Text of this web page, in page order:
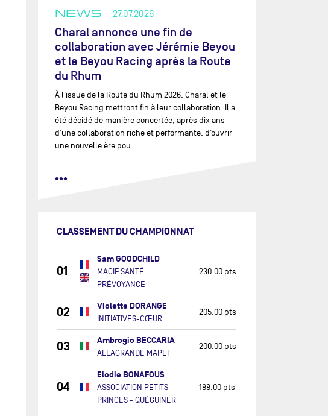
NEWS 27.07.2026
Charal annonce une fin de
collaboration avec Jérémie Beyou
et le Beyou Racing après la Route
du Rhum
À l’issue de la Route du Rhum 2026, Charal et le
Beyou Racing mettront fin à leur collaboration. Il a
été décidé de manière concertée, après dix ans
d’une collaboration riche et performante, d’ouvrir
une nouvelle ère pou…
•••
CLASSEMENT DU CHAMPIONNAT
01
Sam GOODCHILD
MACIF SANTÉ
PRÉVOYANCE
230.00 pts
02 Violette DORANGE
INITIATIVES-CŒUR
205.00 pts
03 Ambrogio BECCARIA
ALLAGRANDE MAPEI
200.00 pts
04
Elodie BONAFOUS
ASSOCIATION PETITS
PRINCES - QUÉGUINER
188.00 pts